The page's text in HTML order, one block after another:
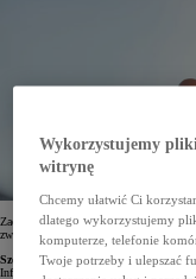
Zacznijmy od Ustawy z dnia 21 sierpnia
zwierzętami, przez które rozumie się też
Szczegółowe warunki i sposób
Infrastruktury z dnia 6 października
Wykorzystujemy
witrynę
Chcemy ułatwić Ci
dlatego wykorzystujemy
komputerze, telefonie
Twoje potrzeby i ulepszać